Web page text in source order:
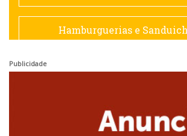
Francesa
Japonesa e Oriental
Hamburguerias e
Publicidade